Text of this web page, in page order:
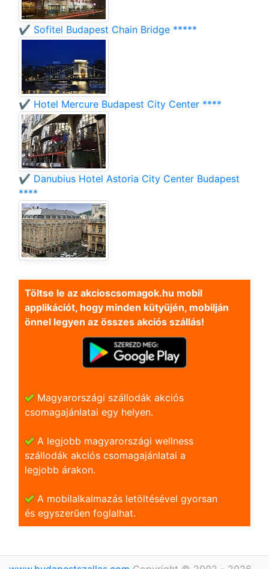
✔️ Sofitel Budapest Chain Bridge *****
✔️ Hotel Mercure Budapest City Center ****
✔️ Danubius Hotel Astoria City Center Budapest
****
Töltse le az akcioscsomagok.hu mobil
applikációt, hogy minden kütyüjén, mobilján
önnel legyen az összes akciós szállás!
Magyarországi szállodák akciós
csomagajánlatai egy helyen.
A legjobb magyarországi wellness
szállodák akciós csomagajánlatai a
legjobb árakon.
A mobilalkalmazás letöltésével gyorsan
és egyszerũen foglalhat.